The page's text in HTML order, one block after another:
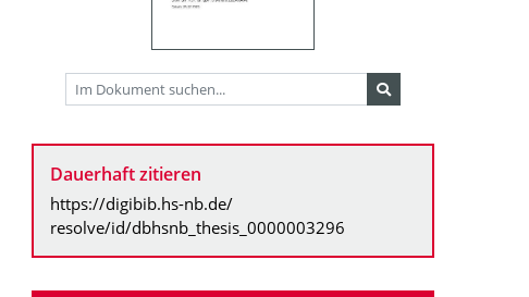
Dauerhaft zitieren
https://digibib.hs-nb.de/
resolve/id/dbhsnb_thesis_0000003296